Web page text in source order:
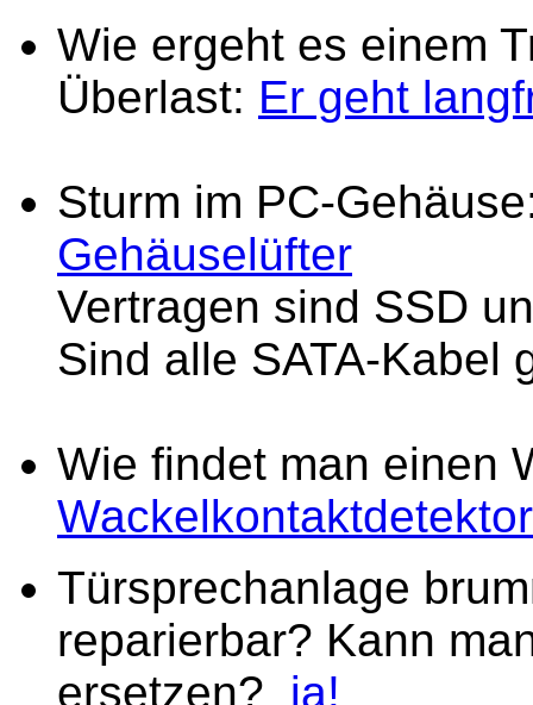
Wie ergeht es einem
Überlast: Er geht
Sturm im PC-
Gehäuselüfter
Vertragen sind SSD
Sind alle SATA-Kabel
Wie findet man einen
Türsprechanlage
reparierbar? Kann
ersetzen? ja!